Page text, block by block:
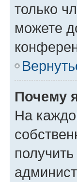
только
можете
Почему
На